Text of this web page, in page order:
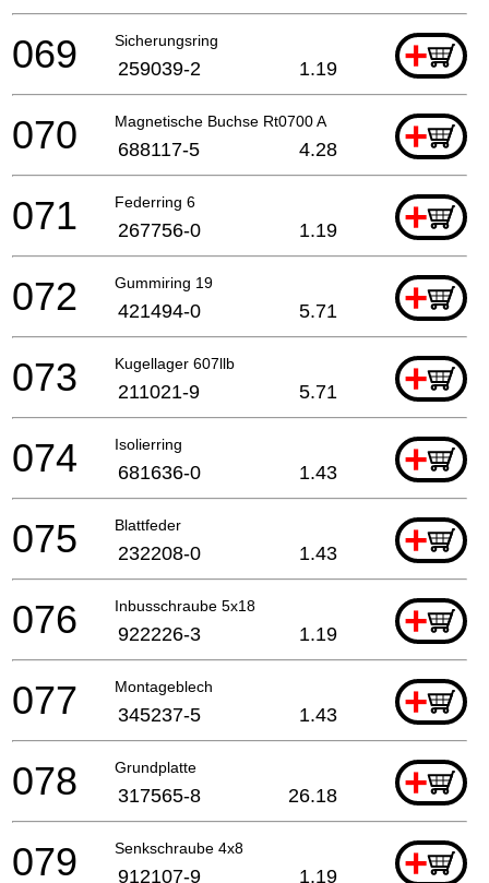
Sicherungsring +
069 259039-2 1.19
Magnetische Buchse Rt0700 A +
070 688117-5 4.28
Federring 6 +
071 267756-0 1.19
Gummiring 19 +
072 421494-0 5.71
Kugellager 607llb +
073 211021-9 5.71
Isolierring +
074 681636-0 1.43
Blattfeder +
075 232208-0 1.43
Inbusschraube 5x18 +
076 922226-3 1.19
Montageblech +
077 345237-5 1.43
Grundplatte +
078 317565-8 26.18
Senkschraube 4x8 +
079 912107-9 1.19